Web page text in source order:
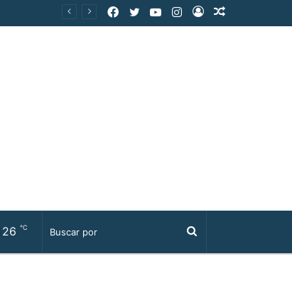
Publicación
Acceso
Instagram
YouTube
Twitter
Facebook
Buscar
26 ℃